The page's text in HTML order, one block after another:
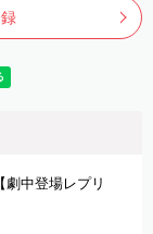
中登場レプリ